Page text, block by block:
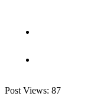
Post Views: 87